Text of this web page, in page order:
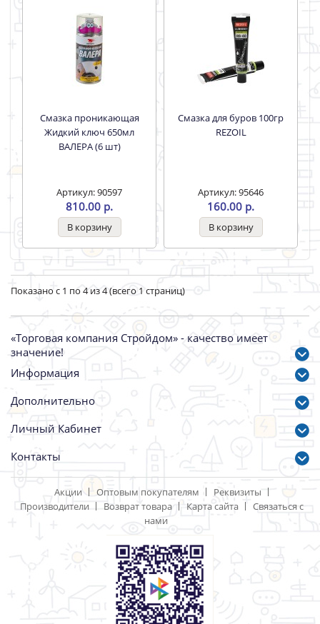
Смазка проникающая
Жидкий ключ 650мл
ВАЛЕРА (6 шт)
Артикул: 90597
810.00 р.
Смазка для буров 100гр
REZOIL
Артикул: 95646
160.00 р.
Показано с 1 по 4 из 4 (всего 1 страниц)
«Торговая компания Стройдом» - качество имеет
значение!
Информация
Дополнительно
Личный Кабинет
Контакты
Акции Оптовым покупателям
Реквизиты
Производители
Возврат товара Карта сайта
Связаться с
нами